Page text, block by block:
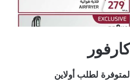
لطلب أولاين